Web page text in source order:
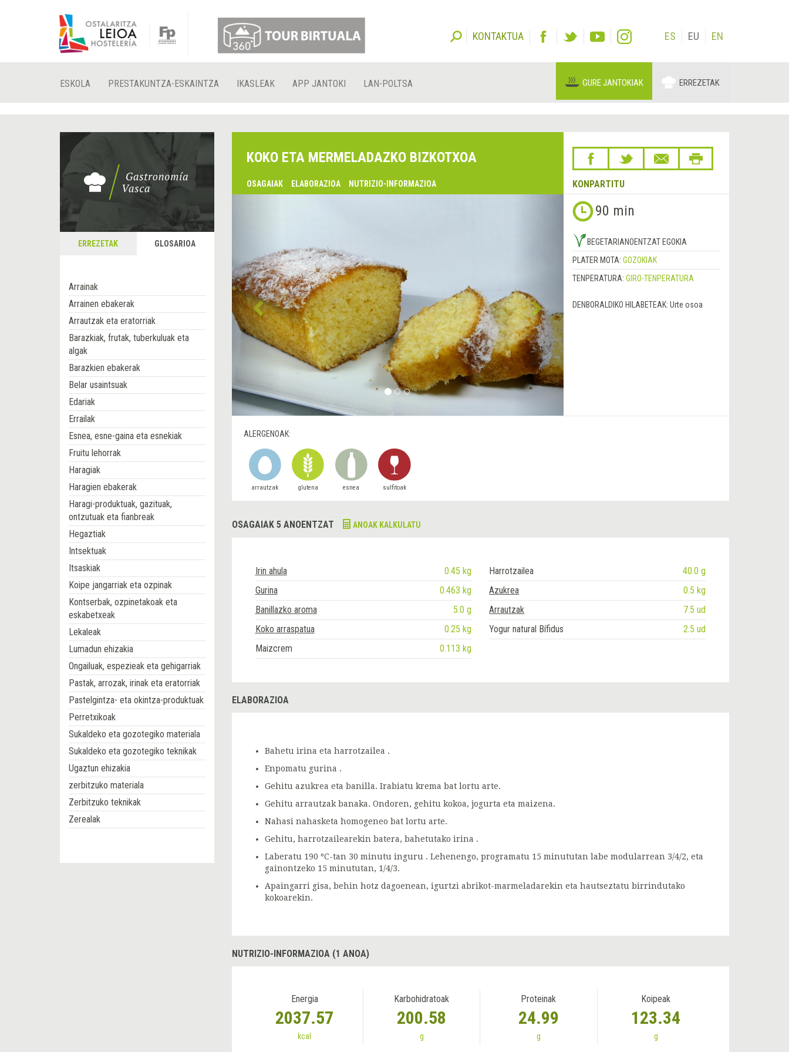
KONTAKTUA ES EU EN
ESKOLA PRESTAKUNTZA-ESKAINTZA IKASLEAK APP JANTOKI LAN-POLTSA GURE JANTOKIAK ERREZETAK
ERREZETAK GLOSARIOA
Arrainak
Arrainen ebakerak
Arrautzak eta eratorriak
Barazkiak, frutak, tuberkuluak eta
algak
Barazkien ebakerak
Belar usaintsuak
Edariak
Errailak
Esnea, esne-gaina eta esnekiak
Fruitu lehorrak
Haragiak
Haragien ebakerak
Haragi-produktuak, gazituak,
ontzutuak eta fianbreak
Hegaztiak
Intsektuak
Itsaskiak
Koipe jangarriak eta ozpinak
Kontserbak, ozpinetakoak eta
eskabetxeak
Lekaleak
Lumadun ehizakia
Ongailuak, espezieak eta gehigarriak
Pastak, arrozak, irinak eta eratorriak
Pastelgintza- eta okintza-produktuak
Perretxikoak
Sukaldeko eta gozotegiko materiala
Sukaldeko eta gozotegiko teknikak
Ugaztun ehizakia
zerbitzuko materiala
Zerbitzuko teknikak
Zerealak
KOKO ETA MERMELADAZKO BIZKOTXOA
OSAGAIAK ELABORAZIOA NUTRIZIO-INFORMAZIOA KONPARTITU
Hurrengoa
&rsaquo; 90 min
BEGETARIANOENTZAT EGOKIA
PLATER MOTA: GOZOKIAK
TENPERATURA: GIRO-TENPERATURA
DENBORALDIKO HILABETEAK: Urte osoa
ALERGENOAK:
arrautzak glutena esnea sulfitoak
OSAGAIAK 5 ANOENTZAT ANOAK KALKULATU
Irin ahula 0.45 kg Harrotzailea
40.0 g
Gurina
0.463 kg Azukrea
0.5 kg
Banillazko aroma
5.0 g Arrautzak
7.5 ud
Koko arraspatua
0.25 kg Yogur natural Bífidus
2.5 ud
Maizcrem
0.113 kg
ELABORAZIOA
Bahetu irina eta harrotzailea .
Enpomatu gurina .
Gehitu azukrea eta banilla. Irabiatu krema bat lortu arte.
Gehitu arrautzak banaka. Ondoren, gehitu kokoa, jogurta eta maizena.
Nahasi nahasketa homogeneo bat lortu arte.
Gehitu, harrotzailearekin batera, bahetutako irina .
Laberatu 190 ºC-tan 30 minutu inguru . Lehenengo, programatu 15 minututan labe modularrean 3/4/2, eta
gainontzeko 15 minututan, 1/4/3.
Apaingarri gisa, behin hotz dagoenean, igurtzi abrikot-marmeladarekin eta hautseztatu birrindutako
kokoarekin.
NUTRIZIO-INFORMAZIOA (1 ANOA)
Energia
2037.57
kcal
Karbohidratoak
200.58
g
Proteinak
24.99
g
Koipeak
123.34
g